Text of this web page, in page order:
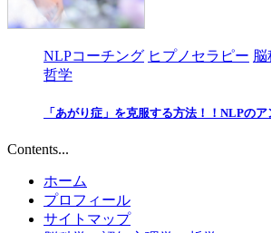
NLPコーチング ヒプノセラピー
哲学
「あがり症」を克服する方法！！NLPの
Contents...
ホーム
プロフィール
サイトマップ